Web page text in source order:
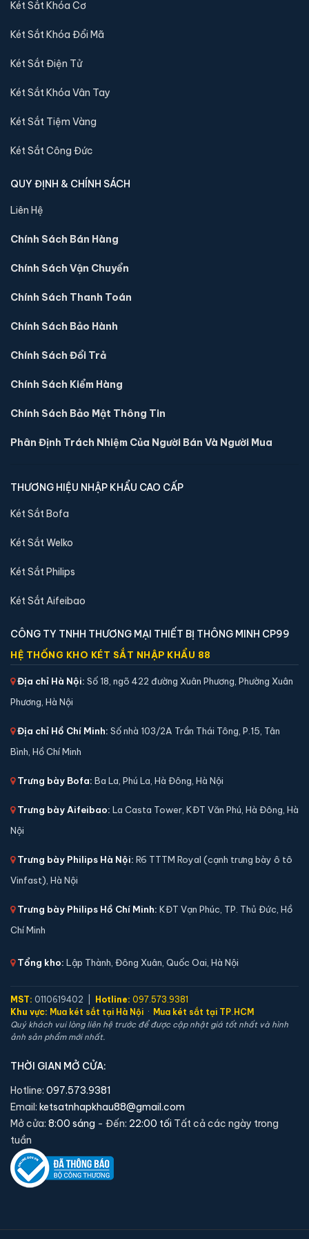
nhập khẩu 88 sẽ báo lại và chuyển kho còn sản phẩm
Sản phẩm cùng dòng Két sắt Việt Tiệp
Luxury
Khám phá thêm các mẫu thuộc dòng
khi đặt hàng.
Két sắt việt tiệp BO50FE Luxury màu xanh
50 x 38 x 40 cm
🔒 Khoá:Khóa vân tay điện tử
Két sắt việt tiệp BO50FE Luxury màu trắng
⚖️ Trọng lượng:
🔒 Khoá:
🛡️ Bảo hành:36 tháng
📐 Kích thước:56 x 42 x 43 cm
⚖️ Trọng lượng:60 kg
🔒 Khoá:Khóa vân tay điện tử
🛡️ Bảo hành: 36 tháng
4,690,000 đ
Xem chi tiết →
Két Sắt Khóa Cơ
Két Sắt Khóa Đổi Mã
Két Sắt Điện Tử
Két Sắt Khóa Vân Tay
Két Sắt Tiệm Vàng
Két Sắt Công Đức
QUY ĐỊNH & CHÍNH SÁCH
Liên Hệ
Chính Sách Bán Hàng
Chính Sách Vận Chuyển
Chính Sách Thanh Toán
Chính Sách Bảo Hành
Chính Sách Đổi Trả
Chính Sách Kiểm Hàng
Chính Sách Bảo Mật Thông Tin
Phân Định Trách Nhiệm Của Người Bán Và Người Mua
THƯƠNG HIỆU NHẬP KHẨU CAO CẤP
Két Sắt Bofa
Két Sắt Welko
Két Sắt Philips
Két Sắt Aifeibao
CÔNG TY TNHH THƯƠNG MẠI THIẾT BỊ THÔNG MINH CP99
HỆ THỐNG KHO KÉT SẮT NHẬP KHẨU 88
Địa chỉ Hà Nội: Số 18, ngõ 422 đường Xuân Phương, Phường Xuân
Phương, Hà Nội
Địa chỉ Hồ Chí Minh: Số nhà 103/2A Trần Thái Tông, P.15, Tân
Bình, Hồ Chí Minh
Trưng bày Bofa: Ba La, Phú La, Hà Đông, Hà Nội
Trưng bày Aifeibao: La Casta Tower, KĐT Văn Phú, Hà Đông, Hà
Nội
Trưng bày Philips Hà Nội: R6 TTTM Royal (cạnh trưng bày ô tô
Vinfast), Hà Nội
Trưng bày Philips Hồ Chí Minh: KĐT Vạn Phúc, TP. Thủ Đức, Hồ
Chí Minh
Tổng kho: Lập Thành, Đông Xuân, Quốc Oai, Hà Nội
MST: 0110619402 | Hotline: 097.573.9381
Khu vực: Mua két sắt tại Hà Nội · Mua két sắt tại TP.HCM
Quý khách vui lòng liên hệ trước để được cập nhật giá tốt nhất và hình
ảnh sản phẩm mới nhất.
THỜI GIAN MỞ CỬA:
Hotline: 097.573.9381
Email: ketsatnhapkhau88@gmail.com
Mở cửa: 8:00 sáng - Đến: 22:00 tối Tất cả các ngày trong
tuần